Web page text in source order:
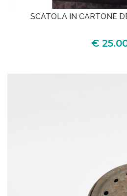
SCATOLA IN CARTONE
€